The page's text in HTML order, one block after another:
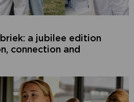
a jubilee edition
connection and